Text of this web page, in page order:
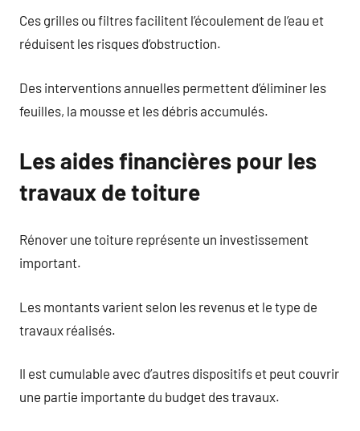
Ces grilles ou filtres facilitent l’écoulement de l’eau et
réduisent les risques d’obstruction.
Des interventions annuelles permettent d’éliminer les
feuilles, la mousse et les débris accumulés.
Les aides financières pour les
travaux de toiture
Rénover une toiture représente un investissement
important.
Les montants varient selon les revenus et le type de
travaux réalisés.
Il est cumulable avec d’autres dispositifs et peut couvrir
une partie importante du budget des travaux.